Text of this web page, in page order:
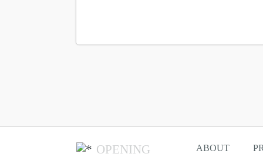
OPENING ABOUT